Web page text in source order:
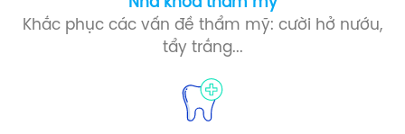
Khắc phục các vấn đề thẩm mỹ: cười hở nướu,
tẩy trắng...